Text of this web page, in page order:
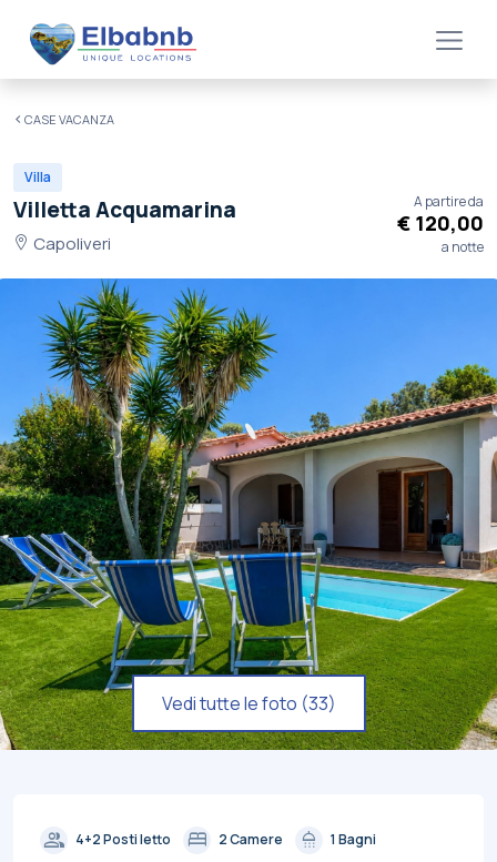
CASE VACANZA
Villa
Villetta Acquamarina
Capoliveri
A partire da
€ 120,00
a notte
Vedi tutte le foto (33)
group 4+2 Posti letto bed 2 Camere shower 1 Bagni